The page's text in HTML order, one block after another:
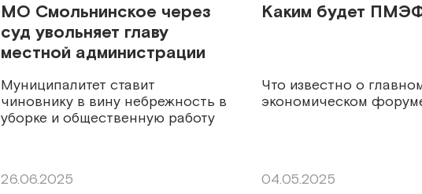
МО Смольнинское через
суд увольняет главу
местной администрации
Муниципалитет ставит
чиновнику в вину небрежность в
уборке и общественную работу
26.06.2025
Каким будет
Что известно о
экономическом
04.05.2025